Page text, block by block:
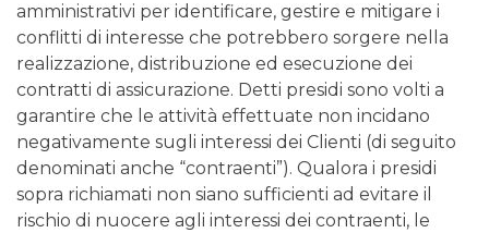
amministrativi per identificare, gestire e mitigare i
conflitti di interesse che potrebbero sorgere nella
realizzazione, distribuzione ed esecuzione dei
contratti di assicurazione. Detti presidi sono volti a
garantire che le attività effettuate non incidano
negativamente sugli interessi dei Clienti (di seguito
denominati anche “contraenti”). Qualora i presidi
sopra richiamati non siano sufficienti ad evitare il
rischio di nuocere agli interessi dei contraenti, le